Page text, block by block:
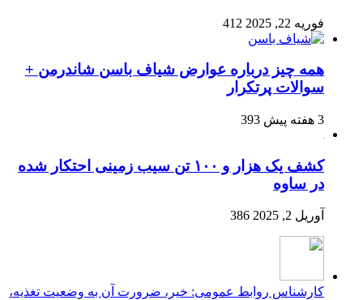
فوریه 22, 2025 412
همه چیز درباره عوارض شیاف باسن شاندرمن +
سوالات پرتکرار
3 هفته پیش 393
کشف یک هزار و ۱۰۰ تن سیب زمینی احتکار شده
در ساوه
آوریل 2, 2025 386
کارشناس روابط عمومی: خیر، ضرورت آن به وضعیت تغذیه،